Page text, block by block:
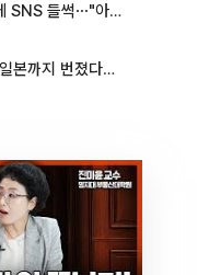
김규원, 격이 다른 미담에 SNS 들썩⋯"아이 속옷 빨고 졸업식도 참석"
축구협회 '성 접대 의혹' 일본까지 번졌다…日 심판 실명 공개